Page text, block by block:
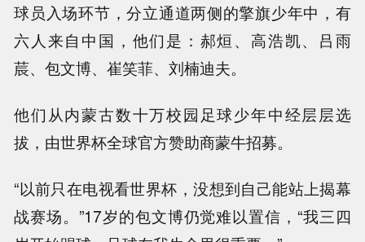
球员入场环节，分立通道两侧的擎旗少年中，有
六人来自中国，他们是：郝烜、高浩凯、吕雨
莀、包文博、崔笑菲、刘楠迪夫。
他们从内蒙古数十万校园足球少年中经层层选
拔，由世界杯全球官方赞助商蒙牛招募。
“以前只在电视看世界杯，没想到自己能站上揭幕
战赛场。”17岁的包文博仍觉难以置信，“我三四